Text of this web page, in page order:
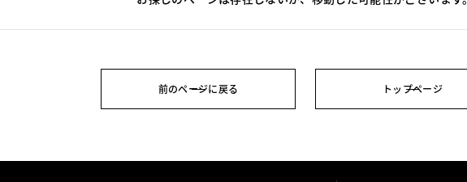
前のページに戻る トップページ